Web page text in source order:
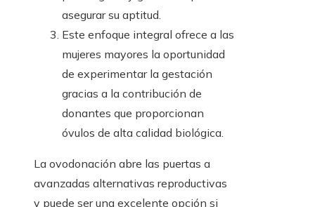
asegurar su aptitud.
Este enfoque integral ofrece a las
mujeres mayores la oportunidad
de experimentar la gestación
gracias a la contribución de
donantes que proporcionan
óvulos de alta calidad biológica.
La ovodonación abre las puertas a
avanzadas alternativas reproductivas
y puede ser una excelente opción si